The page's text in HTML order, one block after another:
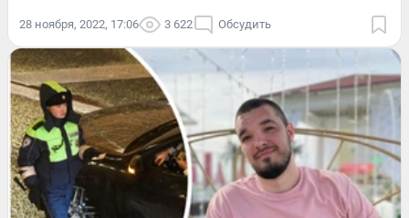
28 ноября, 2022, 17:06 3 622 Обсудить